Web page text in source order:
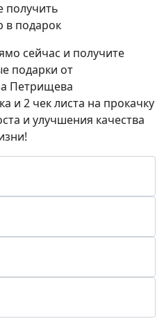
получить
в подарок
сейчас и получите
подарки от
Петрищева
и 2 чек листа на прокачку
и улучшения качества